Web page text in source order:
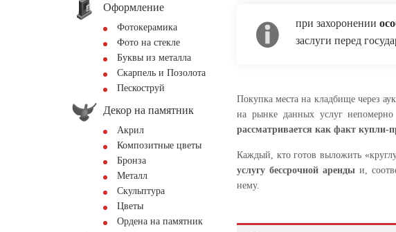
Оформление
Фотокерамика
Фото на стекле
Буквы из металла
Скарпель и Позолота
Пескоструй
Декор на памятник
Акрил
Композитные цветы
Бронза
Металл
Скульптура
Цветы
Ордена на памятник
при захоронении
заслуги перед
Покупка места на кладбище через
на рынке данных услуг
рассматривается как факт купли-
Каждый, кто готов выложить
услугу бессрочной арендыи,
нему.